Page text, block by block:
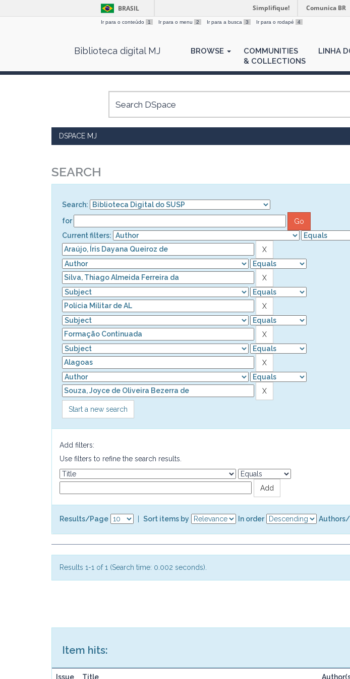
BRASIL Simplifique! Comunica BR
Ir para o conteúdo 1 Ir para o menu 2 Ir para a busca 3 Ir para o rodapé 4
Biblioteca digital MJ BROWSE
COMMUNITIES
& COLLECTIONS
LINHA
DSPACE MJ
SEARCH
Search:
for
Current filters:
Start a new search
Add filters:
Use filters to refine the search results.
Results/Page Sort items by In order
Results 1-1 of 1 (Search time: 0.002 seconds).
Item hits:
Issue Title